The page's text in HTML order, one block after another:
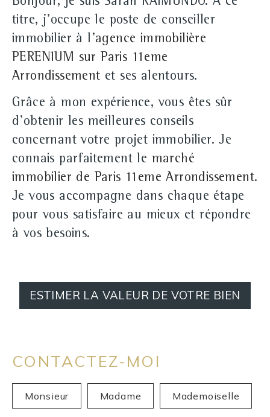
titre, j'occupe le poste de conseiller
immobilier à l'agence immobilière
PERENIUM sur Paris 11eme
Arrondissement et ses alentours.
Grâce à mon expérience, vous êtes sûr
d'obtenir les meilleures conseils
concernant votre projet immobilier. Je
connais parfaitement le marché
immobilier de Paris 11eme Arrondissement.
Je vous accompagne dans chaque étape
pour vous satisfaire au mieux et répondre
à vos besoins.
ESTIMER LA VALEUR DE VOTRE BIEN
CONTACTEZ-MOI
Civilité :
Monsieur Madame Mademoiselle